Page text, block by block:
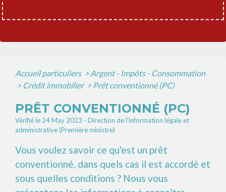
Accueil particuliers > Argent - Impôts - Consommation
> Crédit immobilier > Prêt conventionné (PC)
PRÊT CONVENTIONNÉ (PC)
Vérifié le 24 May 2023 - Direction de l'information légale et
administrative (Première ministre)
Vous voulez savoir ce qu'est un prêt
conventionné, dans quels cas il est accordé et
sous quelles conditions ? Nous vous